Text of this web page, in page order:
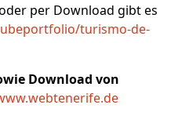
per Download gibt es
turismo-de-
Download von